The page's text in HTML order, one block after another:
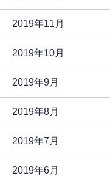
2019年11月
2019年10月
2019年9月
2019年8月
2019年7月
2019年6月